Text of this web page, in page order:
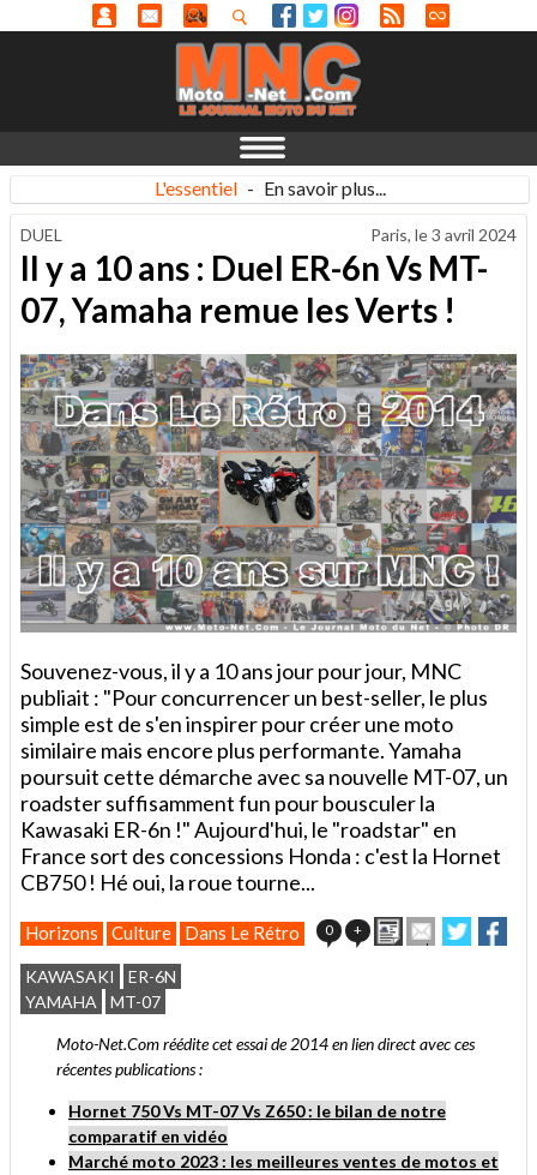
L'essentiel - En savoir plus...
DUEL Paris, le3 avril 2024
Il y a 10 ans : Duel ER-6n Vs MT-
07, Yamaha remue les Verts !
Souvenez-vous, il y a 10 ans jour pour jour, MNC
publiait : "Pour concurrencer un best-seller, le plus
simple est de s'en inspirer pour créer une moto
similaire mais encore plus performante. Yamaha
poursuit cette démarche avec sa nouvelle MT-07, un
roadster suffisamment fun pour bousculer la
Kawasaki ER-6n !" Aujourd'hui, le "roadstar" en
France sort des concessions Honda : c'est la Hornet
CB750 ! Hé oui, la roue tourne...
Horizons Culture Dans Le Rétro 0 + ImprimerEnvoyer
cet
Partager
sur
sur
KAWASAKI
ER-6N
YAMAHA
MT-07
Moto-Net.Com réédite cet essai de 2014 en lien direct avec ces
récentes publications :
Hornet 750 Vs MT-07 Vs Z650 : le bilan de notre
comparatif en vidéo
Marché moto 2023 : les meilleures ventes de motos et